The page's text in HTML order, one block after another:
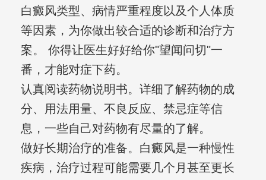
白癜风类型、病情严重程度以及个人体质
等因素，为你做出较合适的诊断和治疗方
案。 你得让医生好好给你"望闻问切"一
番，才能对症下药。
认真阅读药物说明书。详细了解药物的成
分、用法用量、不良反应、禁忌症等信
息，一些自己对药物有尽量的了解。
做好长期治疗的准备。白癜风是一种慢性
疾病，治疗过程可能需要几个月甚至更长